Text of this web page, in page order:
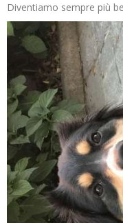
Diventiamo sempre più